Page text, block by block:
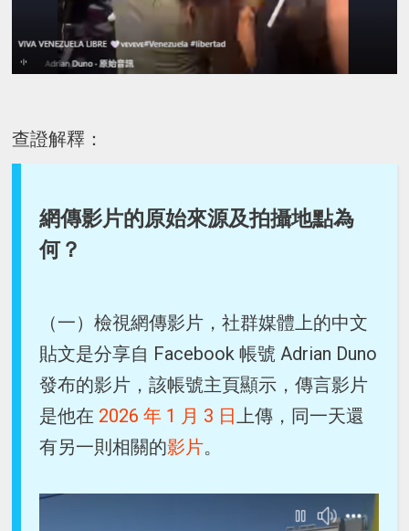
查證解釋：
網傳影片的原始來源及拍攝地點為
何？
（一）檢視網傳影片，社群媒體上的中文
貼文是分享自 Facebook 帳號 Adrian Duno
發布的影片，該帳號主頁顯示，傳言影片
是他在 2026 年 1 月 3 日上傳，同一天還
有另一則相關的影片。